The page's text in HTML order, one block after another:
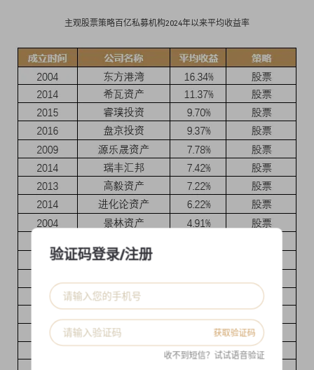
主观股票策略百亿私募机构2024年以来平均收益率
验证码登录/注册
获取验证码
收不到短信？试试语音验证